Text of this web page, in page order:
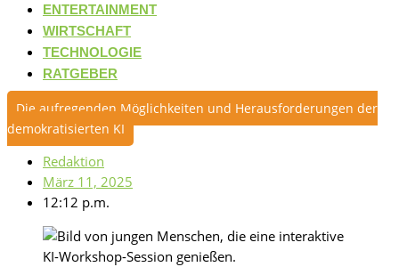
ENTERTAINMENT
WIRTSCHAFT
TECHNOLOGIE
RATGEBER
Die aufregenden Möglichkeiten und Herausforderungen der
demokratisierten KI
Redaktion
März 11, 2025
12:12 p.m.